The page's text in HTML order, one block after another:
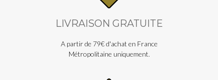
LIVRAISON GRATUITE
A partir de 79€ d'achat en France
Métropolitaine uniquement.